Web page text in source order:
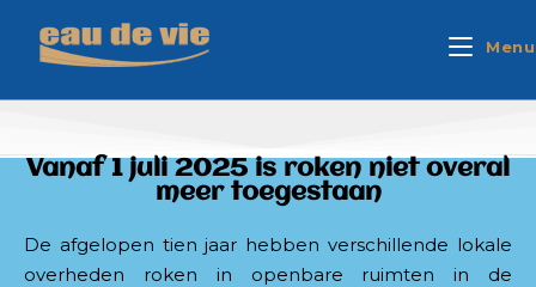
Menu
Vanaf 1 juli 2025 is roken niet overal
meer toegestaan
De afgelopen tien jaar hebben verschillende lokale
overheden roken in openbare ruimten in de